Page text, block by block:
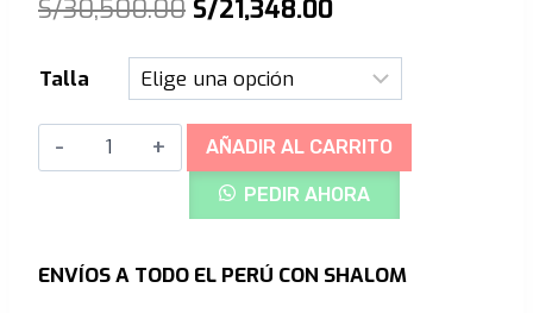
S/30,500.00 El
precio
original
era:
S/30,500.00.
S/21,348.00El
precio
actual
es:
S/21,348.00.
Talla
ORBEA
ENDURO
CARBON
AÑADIR AL CARRITO
PEDIR AHORA
ENVÍOS A TODO EL PERÚ CON SHALOM